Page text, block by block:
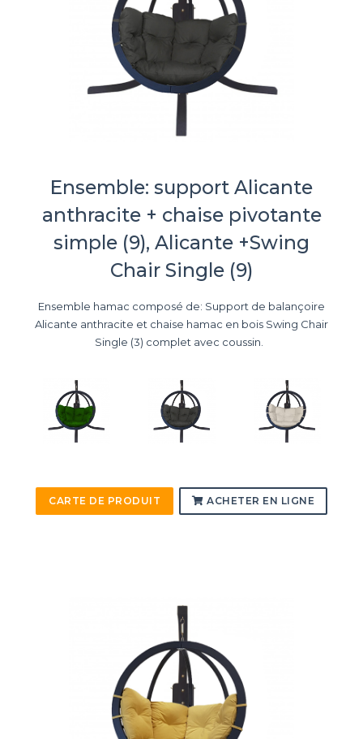
Ensemble: support Alicante
anthracite + chaise pivotante
simple (9), Alicante +Swing
Chair Single (9)
Ensemble hamac composé de: Support de balançoire
Alicante anthracite et chaise hamac en bois Swing Chair
Single (3) complet avec coussin.
CARTE DE PRODUIT ACHETER EN LIGNE